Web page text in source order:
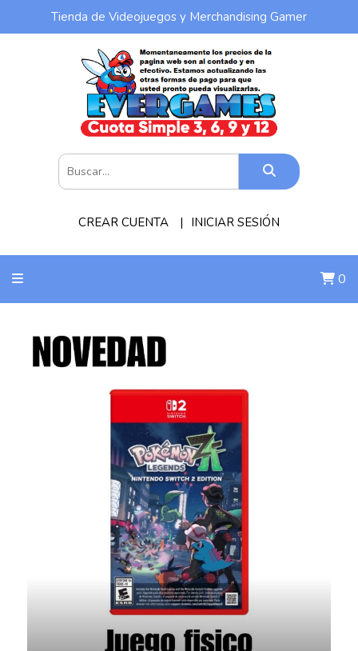
Tienda de Videojuegos y Merchandising Gamer
CREAR CUENTA INICIAR SESIÓN
0